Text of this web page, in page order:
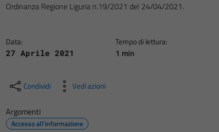
Ordinanza Regione Liguria n.19/2021 del 24/04/2021.
Data:
27 Aprile 2021
Tempo di lettura:
1 min
Condividi Vedi azioni
Argomenti
Accesso all'informazione